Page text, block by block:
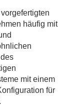
häufig mit
mit einem
für